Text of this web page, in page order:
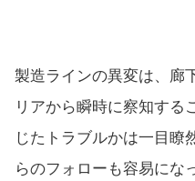
製造ラインの異変は、廊
リアから瞬時に察知する
じたトラブルかは一目瞭
らのフォローも容易にな